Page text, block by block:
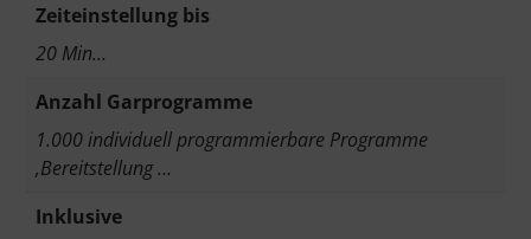
Zeiteinstellung bis
20 Min…
Anzahl Garprogramme
1.000 individuell programmierbare Programme
,Bereitstellung …
Inklusive